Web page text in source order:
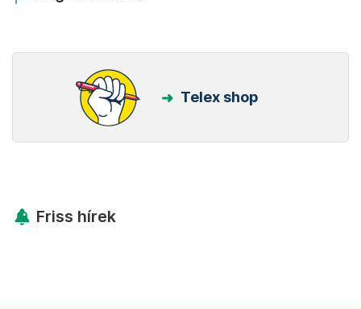
Telex shop
Friss hírek